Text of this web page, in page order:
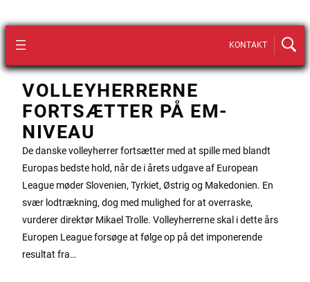
KONTAKT
VOLLEYHERRERNE
FORTSÆTTER PÅ EM-
NIVEAU
De danske volleyherrer fortsætter med at spille med blandt
Europas bedste hold, når de i årets udgave af European
League møder Slovenien, Tyrkiet, Østrig og Makedonien. En
svær lodtrækning, dog med mulighed for at overraske,
vurderer direktør Mikael Trolle. Volleyherrerne skal i dette års
Europen League forsøge at følge op på det imponerende
resultat fra…